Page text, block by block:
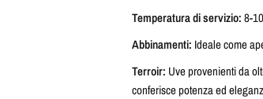
Temperatura di servizio:8-
Abbinamenti: Ideale come
Terroir: Uve provenienti da
conferisce potenza ed